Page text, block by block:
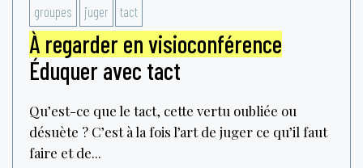
groupes juger tact
À regarder en visioconférence
Éduquer avec tact
Qu’est-ce que le tact, cette vertu oubliée ou
désuète ? C’est à la fois l’art de juger ce qu’il faut
faire et de...